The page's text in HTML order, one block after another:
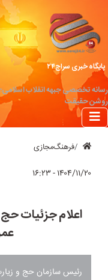
پایگاه خبری سراج۲۴
رسانه تخصصی جبهه انقلاب
روشن حقیقت
فرهنگ‌مجازی
۱۴۰۴/۱۱/۲۰ - ۱۶:۲۳